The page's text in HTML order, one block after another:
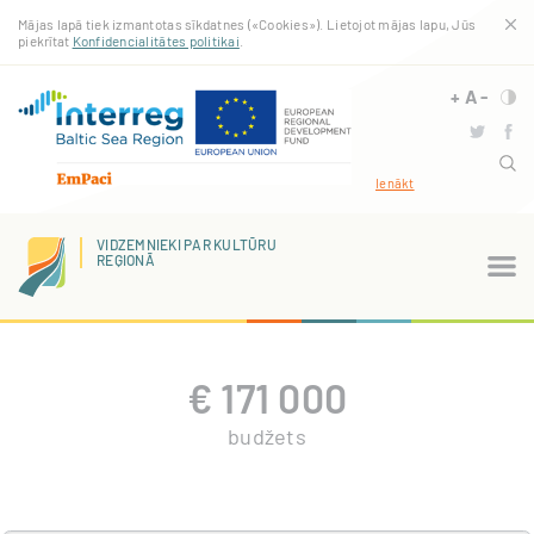
galveno
saturu
Mājas lapā tiek izmantotas sīkdatnes («Cookies»). Lietojot mājas lapu, Jūs
piekrītat Konfidencialitātes politikai
+ A-
Ienākt
VIDZEMNIEKI PAR KULTŪRU
REĢIONĀ
€ 171 000
budžets